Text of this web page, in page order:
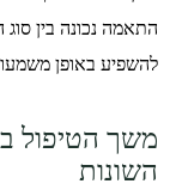
התאמה נכונה בין
להשפיע באופן
משך הטיפול
השונות